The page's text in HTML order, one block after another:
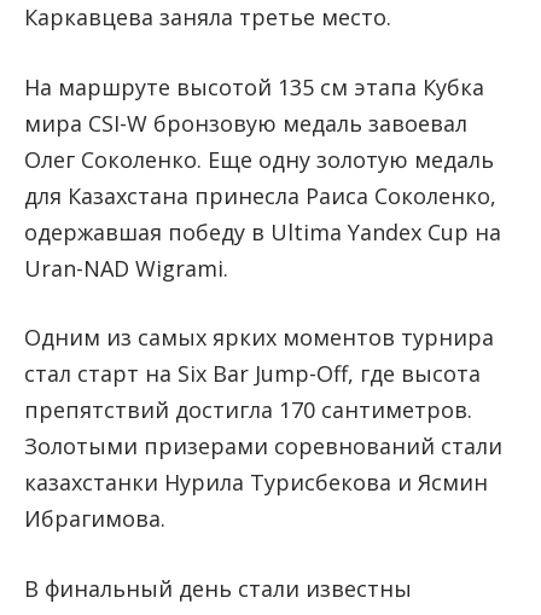
Каркавцева заняла третье место.
На маршруте высотой 135 см этапа Кубка
мира CSI-W бронзовую медаль завоевал
Олег Соколенко. Еще одну золотую медаль
для Казахстана принесла Раиса Соколенко,
одержавшая победу в Ultima Yandex Cup на
Uran-NAD Wigrami.
Одним из самых ярких моментов турнира
стал старт на Six Bar Jump-Off, где высота
препятствий достигла 170 сантиметров.
Золотыми призерами соревнований стали
казахстанки Нурила Турисбекова и Ясмин
Ибрагимова.
В финальный день стали известны